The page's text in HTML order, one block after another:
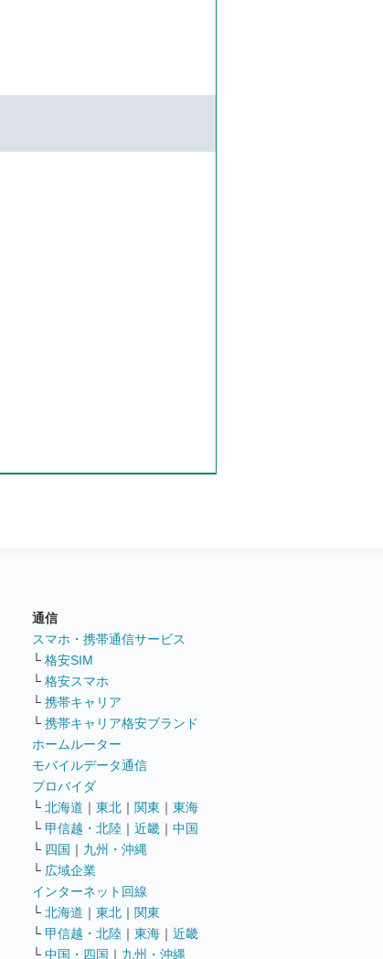
通信
スマホ・携帯通信サービス
└ 格安SIM
└ 格安スマホ
└ 携帯キャリア
└ 携帯キャリア格安ブランド
ホームルーター
モバイルデータ通信
プロバイダ
└ 北海道 ｜ 東北 ｜ 関東 ｜ 東海
└ 甲信越・北陸 ｜ 近畿 ｜ 中国
└ 四国 ｜ 九州・沖縄
└ 広域企業
インターネット回線
└ 北海道 ｜ 東北 ｜ 関東
└ 甲信越・北陸 ｜ 東海 ｜ 近畿
└ 中国・四国 ｜ 九州・沖縄